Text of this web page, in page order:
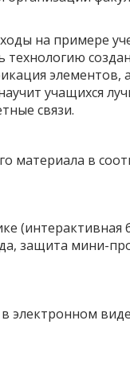
на примере
технологию
элементов,
учащихся
связи.
материала в
(интерактивная
защита мини-
электронном виде